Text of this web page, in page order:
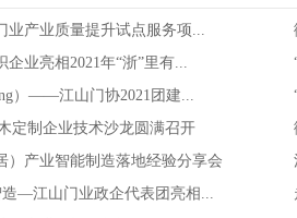
业产业质量提升试点服务项...
业亮相2021年“浙”里有...
）——江山门协2021团建...
定制企业技术沙龙圆满召开
产业智能制造落地经验分享会
—江山门业政企代表团亮相...